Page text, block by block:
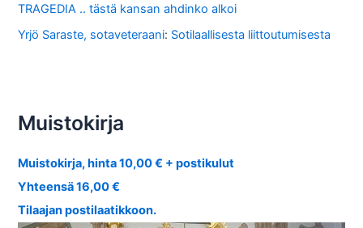
TRAGEDIA .. tästä kansan ahdinko alkoi
Yrjö Saraste, sotaveteraani: Sotilaallisesta liittoutumisesta
Muistokirja
Muistokirja, hinta 10,00 € + postikulut
Yhteensä 16,00 €
Tilaajan postilaatikkoon.